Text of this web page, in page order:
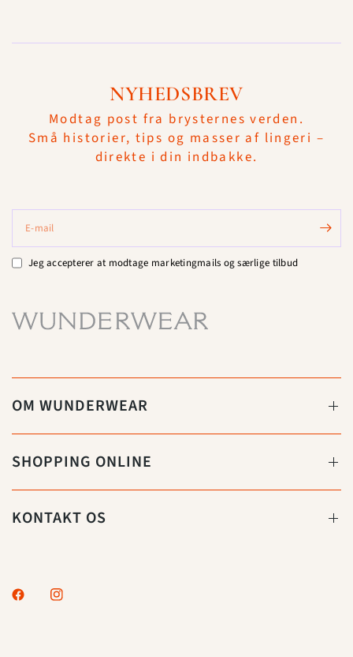
NYHEDSBREV
Modtag post fra brysternes verden.
Små historier, tips og masser af lingeri –
direkte i din indbakke.
E-mail
Jeg accepterer at modtage marketingmails og særlige tilbud
OM WUNDERWEAR
SHOPPING ONLINE
KONTAKT OS